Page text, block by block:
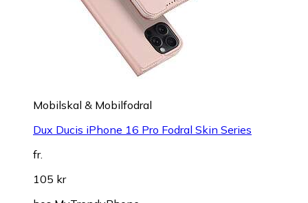
Mobilskal & Mobilfodral
Dux Ducis iPhone 16 Pro Fodral Skin Series
fr.
105 kr